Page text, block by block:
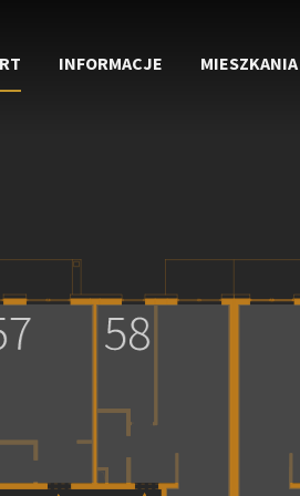
INFORMACJE MIESZKANIA